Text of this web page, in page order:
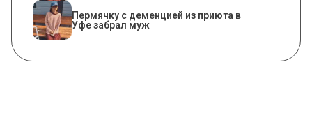
Пермячку с деменцией из приюта в
Уфе забрал муж